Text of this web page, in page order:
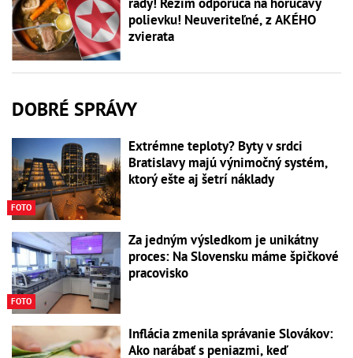
polievku! Neuveriteľné, z AKÉHO
zvierata
DOBRÉ SPRÁVY
FOTO
Extrémne teploty? Byty v srdci
Bratislavy majú výnimočný systém,
ktorý ešte aj šetrí náklady
FOTO
Za jedným výsledkom je unikátny
proces: Na Slovensku máme špičkové
pracovisko
Inflácia zmenila správanie Slovákov:
Ako narábať s peniazmi, keď